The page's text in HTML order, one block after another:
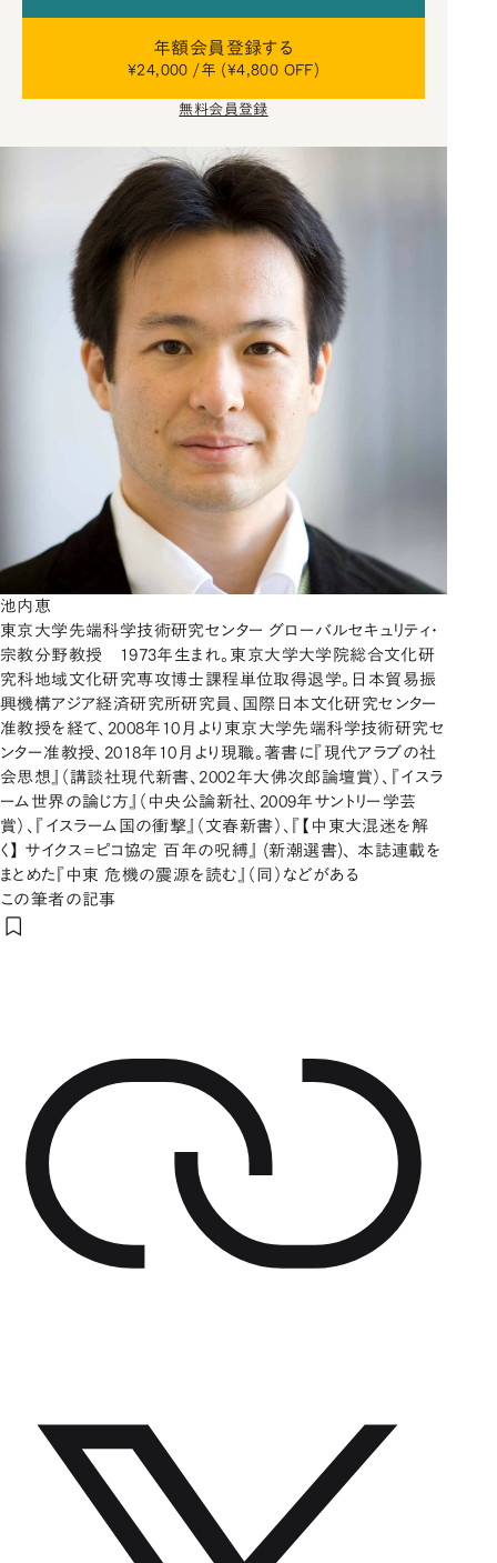
年額会員登録する
¥24,000 /年 (¥4,800 OFF)
無料会員登録
池内恵
東京大学先端科学技術研究センター グローバルセキュリティ・
宗教分野教授 1973年生まれ。東京大学大学院総合文化研
究科地域文化研究専攻博士課程単位取得退学。日本貿易振
興機構アジア経済研究所研究員、国際日本文化研究センター
准教授を経て、2008年10月より東京大学先端科学技術研究セ
ンター准教授、2018年10月より現職。著書に『現代アラブの社
会思想』（講談社現代新書、2002年大佛次郎論壇賞）、『イスラ
ーム世界の論じ方』（中央公論新社、2009年サントリー学芸
賞）、『イスラーム国の衝撃』（文春新書）、『【中東大混迷を解
く】 サイクス=ピコ協定 百年の呪縛』 (新潮選書)、 本誌連載を
まとめた『中東 危機の震源を読む』（同）などがある
この筆者の記事